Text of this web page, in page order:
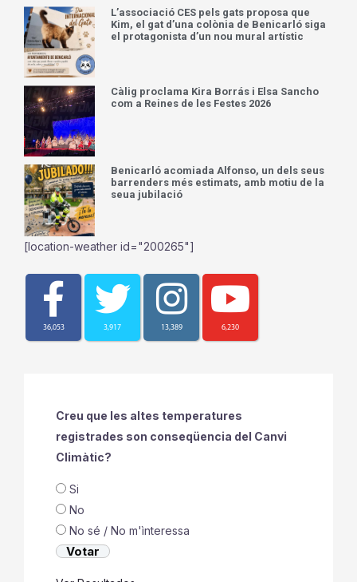
L’associació CES pels gats proposa que
Kim, el gat d’una colònia de Benicarló siga
el protagonista d’un nou mural artístic
Càlig proclama Kira Borrás i Elsa Sancho
com a Reines de les Festes 2026
Benicarló acomiada Alfonso, un dels seus
barrenders més estimats, amb motiu de la
seua jubilació
[location-weather id="200265"]
36,053 3,917 13,389 6,230
Creu que les altes temperatures
registrades son conseqüencia del Canvi
Climàtic?
Si
No
No sé / No m'ìnteressa